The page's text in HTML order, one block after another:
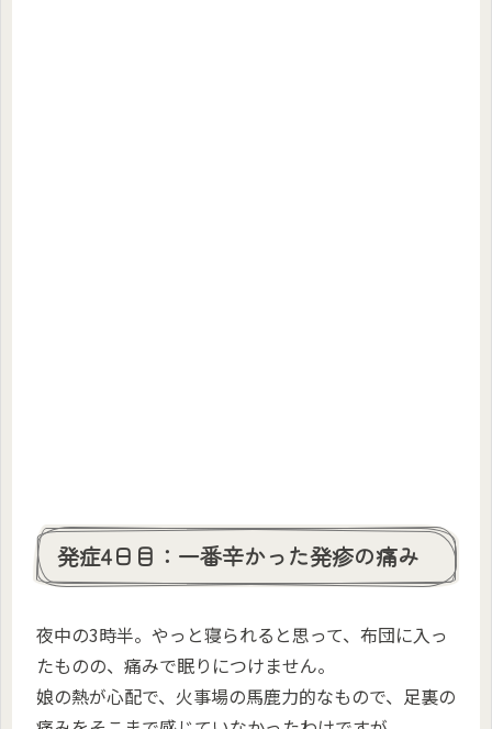
発症4日目：一番辛かった発疹の痛み
夜中の3時半。やっと寝られると思って、布団に入っ
たものの、痛みで眠りにつけません。
娘の熱が心配で、火事場の馬鹿力的なもので、足裏の